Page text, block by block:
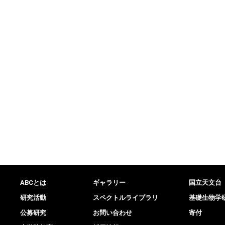
ABCとは
研究活動
公募研究
ギャラリー
スペクトルライブラリ
お問い合わせ
国立天文台
基礎生物学
寄付